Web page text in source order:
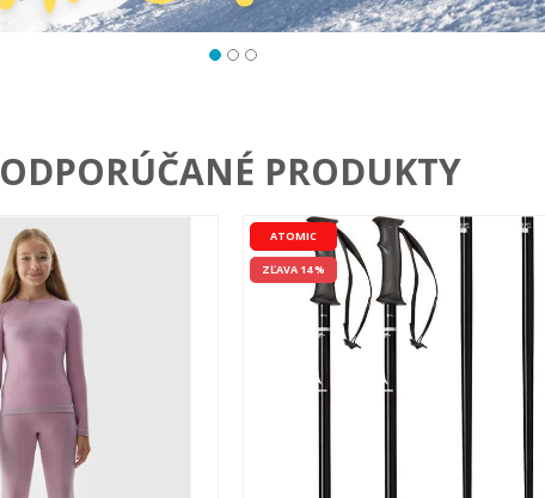
ODPORÚČANÉ PRODUKTY
ATOMIC
ZĽAVA 14 %